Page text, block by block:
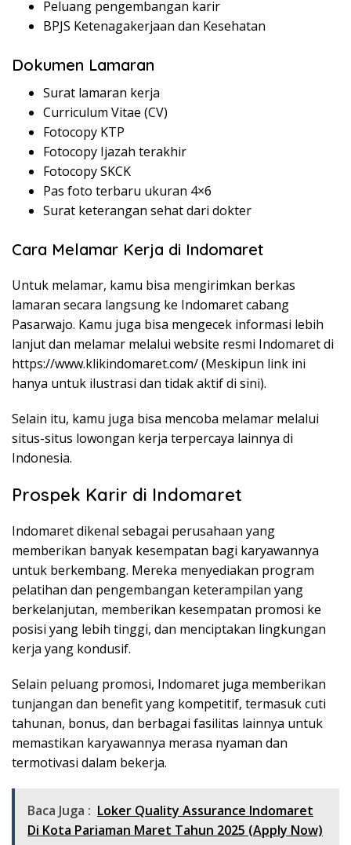
Peluang pengembangan karir
BPJS Ketenagakerjaan dan Kesehatan
Dokumen Lamaran
Surat lamaran kerja
Curriculum Vitae (CV)
Fotocopy KTP
Fotocopy Ijazah terakhir
Fotocopy SKCK
Pas foto terbaru ukuran 4×6
Surat keterangan sehat dari dokter
Cara Melamar Kerja di Indomaret
Untuk melamar, kamu bisa mengirimkan berkas
lamaran secara langsung ke Indomaret cabang
Pasarwajo. Kamu juga bisa mengecek informasi lebih
lanjut dan melamar melalui website resmi Indomaret di
https://www.klikindomaret.com/(Meskipun link ini
hanya untuk ilustrasi dan tidak aktif di sini).
Selain itu, kamu juga bisa mencoba melamar melalui
situs-situs lowongan kerja terpercaya lainnya di
Indonesia.
Prospek Karir di Indomaret
Indomaret dikenal sebagai perusahaan yang
memberikan banyak kesempatan bagi karyawannya
untuk berkembang. Mereka menyediakan program
pelatihan dan pengembangan keterampilan yang
berkelanjutan, memberikan kesempatan promosi ke
posisi yang lebih tinggi, dan menciptakan lingkungan
kerja yang kondusif.
Selain peluang promosi, Indomaret juga memberikan
tunjangan dan benefit yang kompetitif, termasuk cuti
tahunan, bonus, dan berbagai fasilitas lainnya untuk
memastikan karyawannya merasa nyaman dan
termotivasi dalam bekerja.
Baca Juga : Loker Quality Assurance Indomaret
Di Kota Pariaman Maret Tahun 2025 (Apply Now)